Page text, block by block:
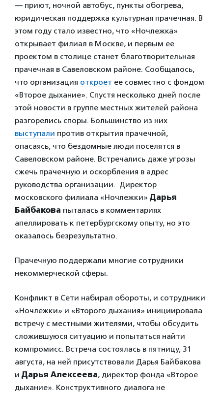
— приют, ночной автобус, пункты обогрева,
юридическая поддержка культурная прачечная. В
этом году стало известно, что «Ночлежка»
открывает филиал в Москве, и первым ее
проектом в столице станет благотворительная
прачечная в Савеловском районе. Сообщалось,
что организация откроет ее совместно с фондом
«Второе дыхание». Спустя несколько дней после
этой новости в группе местных жителей района
разгорелись споры. Большинство из них
выступали против открытия прачечной,
опасаясь, что бездомные люди поселятся в
Савеловском районе. Встречались даже угрозы
сжечь прачечную и оскорбления в адрес
руководства организации. Директор
московского филиала «Ночлежки» Дарья
Байбакова пыталась в комментариях
апеллировать к петербургскому опыту, но это
оказалось безрезультатно.
Прачечную поддержали многие сотрудники
некоммерческой сферы.
Конфликт в Сети набирал обороты, и сотрудники
«Ночлежки» и «Второго дыхания» инициировала
встречу с местными жителями, чтобы обсудить
сложившуюся ситуацию и попытаться найти
компромисс. Встреча состоялась в пятницу, 31
августа, на ней присутствовали Дарья Байбакова
и Дарья Алексеева, директор фонда «Второе
дыхание». Конструктивного диалога не